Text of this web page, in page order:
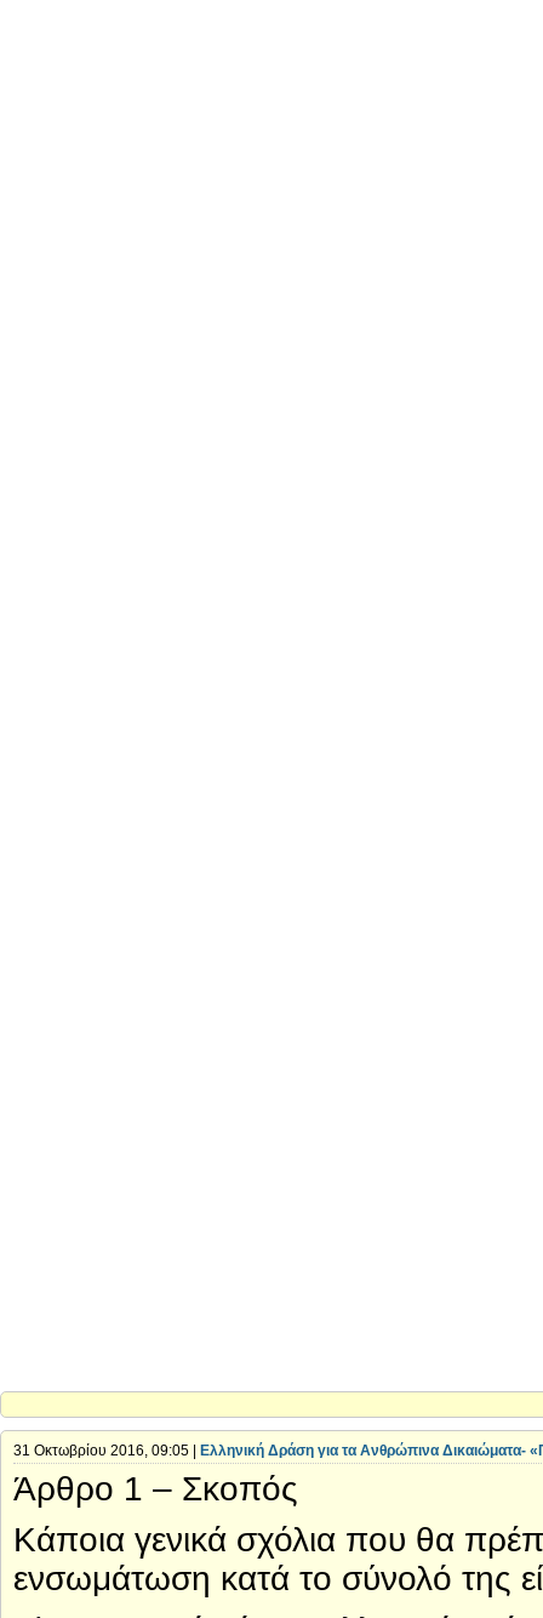
31 Οκτωβρίου 2016, 09:05 | Ελληνική Δράση για τα Ανθρώπινα Δικαιώματα-
Άρθρο 1 – Σκοπός
Κάποια γενικά σχόλια που θα
ενσωμάτωση κατά το σύνολό της